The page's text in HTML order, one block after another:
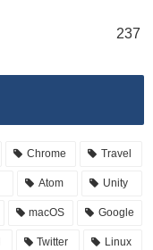
237
Chrome Travel
Atom Unity
macOS Google
Twitter Linux